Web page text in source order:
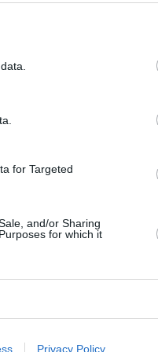
for Targeted
and/or Sharing
for which it
Privacy Policy
che
di decreto
arriva
7
Voci
7